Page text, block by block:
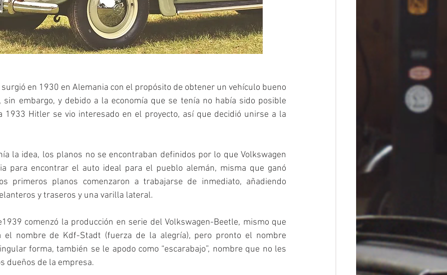
en 1930 en Alemania con el propósito de obtener un vehículo bueno
sin embargo, y debido a la economía que se tenía no había sido posible
1933 Hitler se vio interesado en el proyecto, así que decidió unirse a la
la idea, los planos no se encontraban definidos por lo que Volkswagen
para encontrar el auto ideal para el pueblo alemán, misma que ganó
primeros planos comenzaron a trabajarse de inmediato, añadiendo
y traseros y una varilla lateral.
comenzó la producción en serie del Volkswagen-Beetle, mismo que
el nombre de Kdf-Stadt (fuerza de la alegría), pero pronto el nombre
forma, también se le apodo como “escarabajo”, nombre que no les
dueños de la empresa.